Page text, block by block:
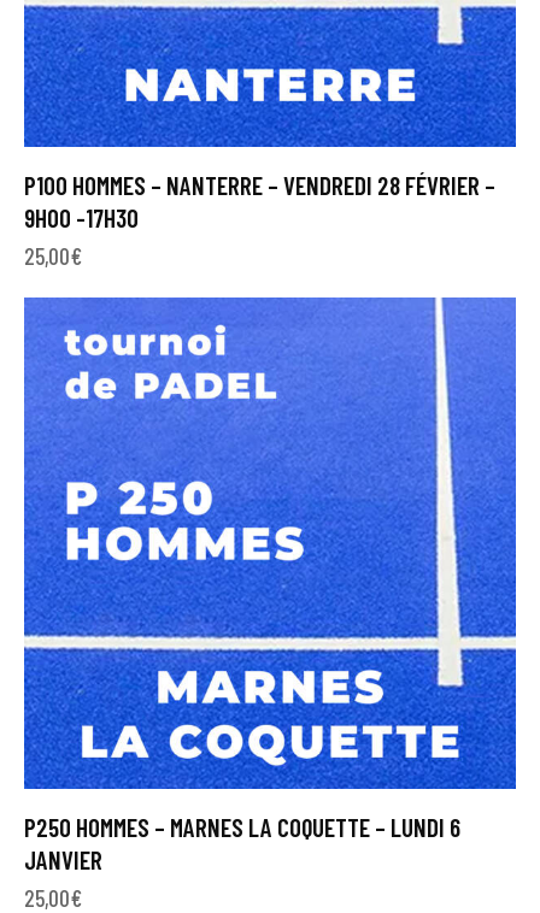
P100 HOMMES – NANTERRE – VENDREDI 28 FÉVRIER –
9H00 -17H30
25,00€
P250 HOMMES – MARNES LA COQUETTE – LUNDI 6
JANVIER
25,00€